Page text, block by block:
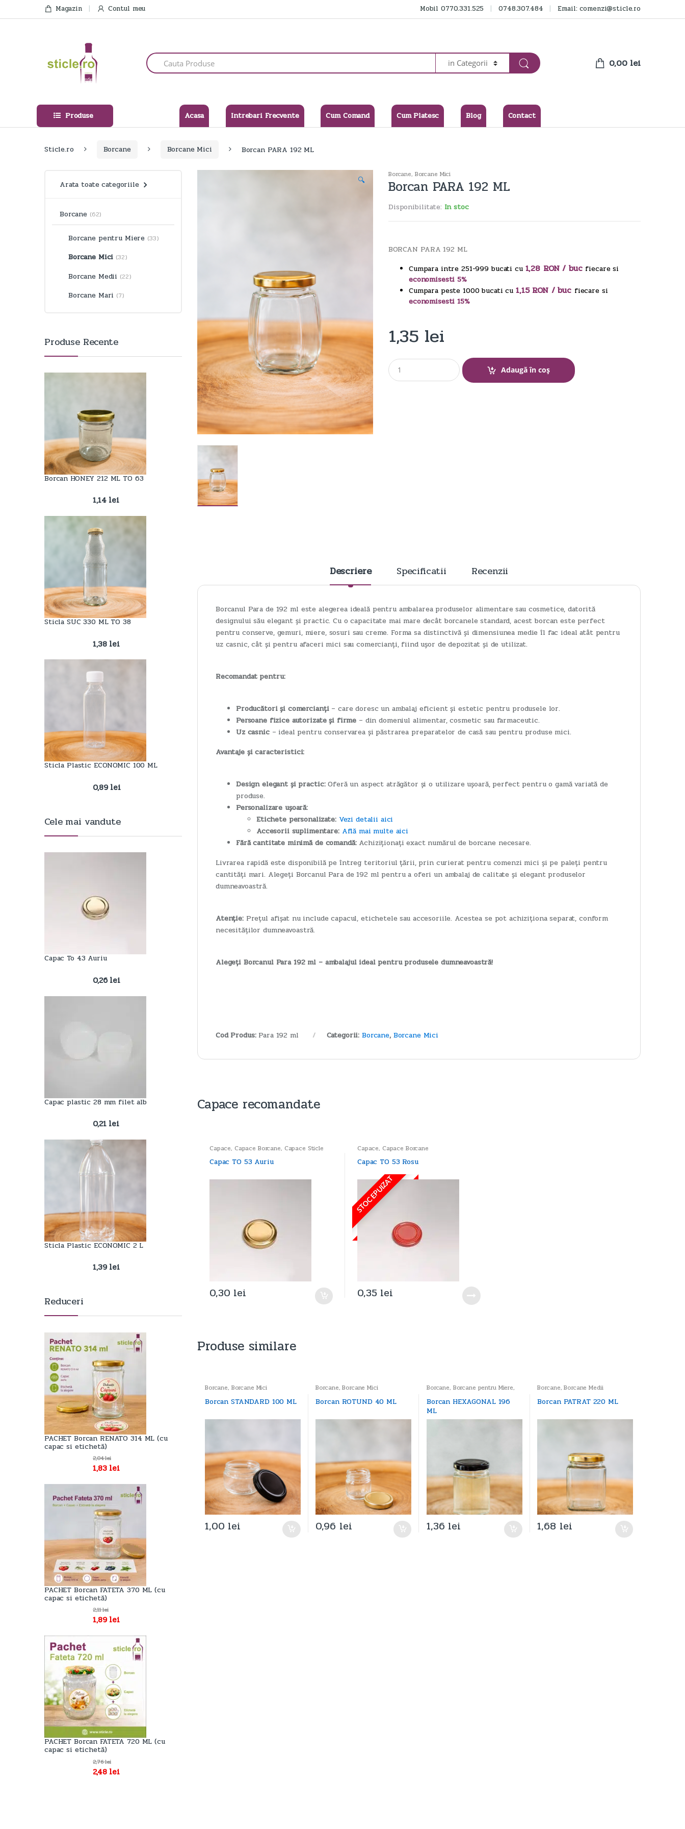
to
to
Magazin Contul meu Mobil 0770.331.525 0748.307.484 Email: comenzi@sticle.ro
Search
0,00 lei
Produse Acasa Intrebari Frecvente Cum Comand Cum Platesc Blog Contact
Sticle.ro Borcane Borcane Mici Borcan PARA 192 ML
🔍
Borcane, Borcane Mici
Borcan PARA 192 ML
Disponibilitate: In stoc
BORCAN PARA 192 ML
Cumpara intre 251-999 bucati cu 1,28 RON / buc fiecare si
economisesti 5%
Cumpara peste 1000 bucati cu 1,15 RON / buc fiecare si
economisesti 15%
1,35 lei
Q
u
a
Adaugă în coș
Descriere Specificatii Recenzii
Borcanul Para de 192 ml este alegerea ideală pentru ambalarea produselor alimentare sau cosmetice, datorită
designului său elegant și practic. Cu o capacitate mai mare decât borcanele standard, acest borcan este perfect
pentru conserve, gemuri, miere, sosuri sau creme. Forma sa distinctivă și dimensiunea medie îl fac ideal atât pentru
uz casnic, cât și pentru afaceri mici sau comercianți, fiind ușor de depozitat și de utilizat.
Recomandat pentru:
Producători și comercianți– care doresc un ambalaj eficient și estetic pentru produsele lor.
Persoane fizice autorizate și firme – din domeniul alimentar, cosmetic sau farmaceutic.
Uz casnic– ideal pentru conservarea și păstrarea preparatelor de casă sau pentru produse mici.
Avantaje și caracteristici:
Design elegant și practic:Oferă un aspect atrăgător și o utilizare ușoară, perfect pentru o gamă variată de
produse.
Personalizare ușoară:
Etichete personalizate: Vezi detalii aici
Accesorii suplimentare: Află mai multe aici
Fără cantitate minimă de comandă:Achiziționați exact numărul de borcane necesare.
Livrarea rapidă este disponibilă pe întreg teritoriul țării, prin curierat pentru comenzi mici și pe paleți pentru
cantități mari. Alegeți Borcanul Para de 192 ml pentru a oferi un ambalaj de calitate și elegant produselor
dumneavoastră.
Atenție:Prețul afișat nu include capacul, etichetele sau accesoriile. Acestea se pot achiziționa separat, conform
necesităților dumneavoastră.
Alegeți Borcanul Para 192 ml – ambalajul ideal pentru produsele dumneavoastră!
Cod Produs: Para 192 ml Categorii: Borcane, Borcane Mici
Capace recomandate
Capace, Capace Borcane, Capace Sticle
Capac TO 53 Auriu
0,30 lei
Capace, Capace Borcane
Capac TO 53 Rosu
STOC EPUIZAT
0,35 lei
Produse similare
Borcane, Borcane Mici
Borcan STANDARD 100 ML
1,00 lei
Borcane,Borcane Mici
Borcan ROTUND 40 ML
0,96 lei
Borcane, Borcane pentru Miere,
Borcan HEXAGONAL 196
ML
1,36 lei
Borcane,Borcane Medii
Borcan PATRAT 220 ML
1,68 lei
Arata toate categoriile
Borcane (62)
Borcane pentru Miere (33)
Borcane Mici (32)
Borcane Medii (22)
Borcane Mari (7)
Produse Recente
Borcan HONEY 212 ML TO 63
1,14 lei
Sticla SUC 330 ML TO 38
1,38 lei
Sticla Plastic ECONOMIC 100 ML
0,89lei
Cele mai vandute
Capac To 43 Auriu
0,26lei
Capac plastic 28 mm filet alb
0,21 lei
Sticla Plastic ECONOMIC 2 L
1,39lei
Reduceri
PACHET Borcan RENATO 314 ML (cu
capac si etichetă)
1,83 lei
2,04lei
PACHET Borcan FATETA 370 ML (cu
capac si etichetă)
1,89lei
2,11lei
PACHET Borcan FATETA 720 ML (cu
capac si etichetă)
2,48 lei
2,76lei